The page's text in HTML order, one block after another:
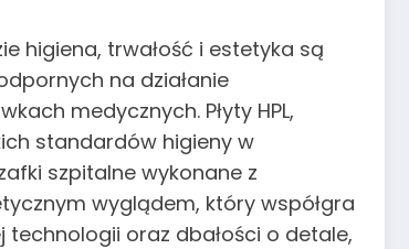
higiena, trwałość i estetyka są
na działanie
medycznych. Płyty HPL,
standardów higieny w
szpitalne wykonane z
wyglądem, który współgra
oraz dbałości o detale,